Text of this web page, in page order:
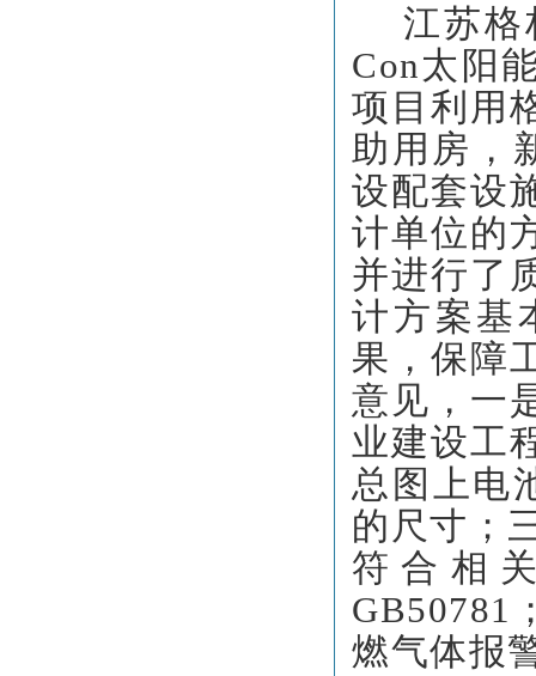
江苏格
Con太阳
项目利用
助用房，
设配套设
计单位的
并进行了
计方案基
果，保障
意见 ， 一
业建设工
总图上电
的尺寸；
符合相
GB50781
燃气体报